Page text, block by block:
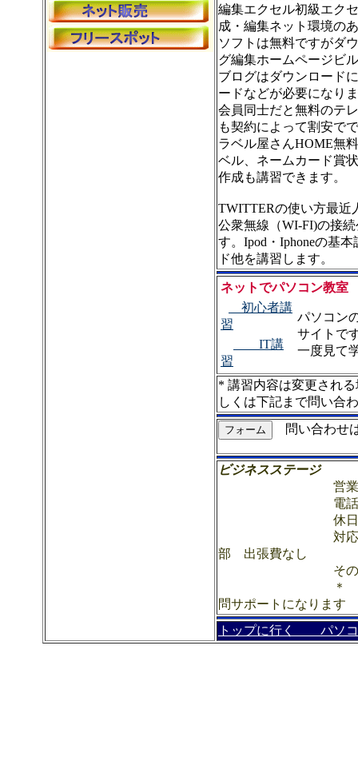
編集エクセル初級エク
成・編集ネット環境の
ソフトは無料ですがダ
グ編集ホームページビ
ブログはダウンロード
ードなどが必要になり
会員同士だと無料のテ
も契約によって割安で
ラベル屋さんHOME無
ベル、ネームカード賞
作成も講習できます。
TWITTERの使い方最近
公衆無線（WI-FI)の接
す。Ipod・Iphoneの基
ド他を講習します。
ネットでパソコン教室
初心者講
習
パソコン
サイトで
一度見て
IT講
習
* 講習内容は変更され
しくは下記まで問い合
問い合わせ
ビジネスステージ
営業時間9：
電話 0859-83-
休日 日
対応エリア 日
部 出張費なし
その他エリア
＊ 不具合の電話
問サポートになります
トップに行く パソ